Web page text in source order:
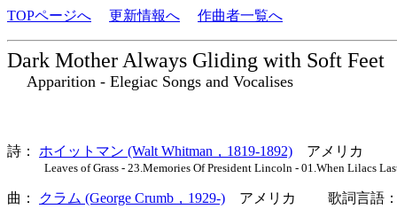
TOPページへ 更新情報へ 作曲者一覧へ
Dark Mother Always Gliding with Soft Feet
Apparition - Elegiac Songs and Vocalises
詩： ホイットマン (Walt Whitman，1819-1892) アメリカ
Leaves of Grass - 23.Memories Of President Lincoln - 01.When Lilacs
曲： クラム (George Crumb，1929-) アメリカ 歌詞言語：